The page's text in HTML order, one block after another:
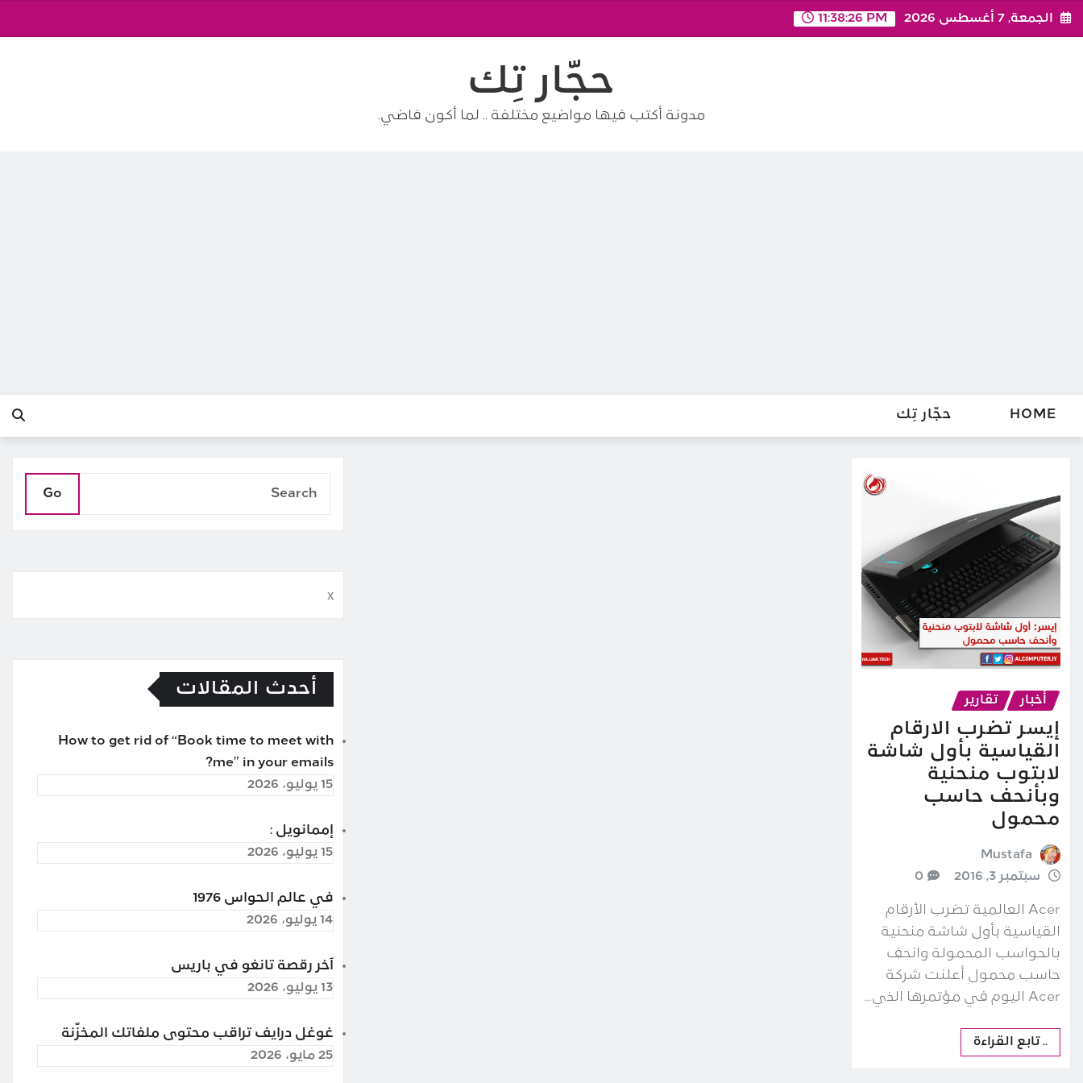
Skip
الجمعة, 7 أغسطس 2026 11:38:26 PM
حجّار تِك
مدونة أكتب فيها مواضيع مختلفة .. لما أكون فاضي.
HOME حجّار تِك
أخبار تقارير
إيسر تضرب الارقام
القياسية بأول شاشة
لابتوب منحنية
وبأنحف حاسب
محمول
Mustafa
سبتمبر 3, 2016
0
Acer العالمية تضرب الأرقام
القياسية بأول شاشة منحنية
بالحواسب المحمولة وانحف
حاسب محمول أعلنت شركة
Acer اليوم في مؤتمرها الذي…
.. تابع القراءة
Go
x
أحدث المقالات
How to get rid of “Book time to meet with
me” in your emails?
15 يوليو، 2026
إممانويل :
15 يوليو، 2026
في عالم الحواس 1976
14 يوليو، 2026
آخر رقصة تانغو في باريس
13 يوليو، 2026
غوغل درايف تراقب محتوى ملفاتك المخزّنة
25 مايو، 2026